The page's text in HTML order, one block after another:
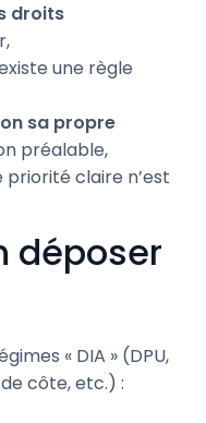
droits
une règle
sa propre
préalable,
claire n’est
déposer
« DIA » (DPU,
de côte, etc.) :